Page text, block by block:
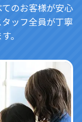
のお客様が安心
ッフ全員が丁寧
。